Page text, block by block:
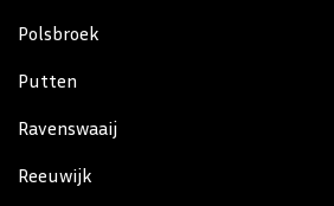
Polsbroek
Putten
Ravenswaaij
Reeuwijk